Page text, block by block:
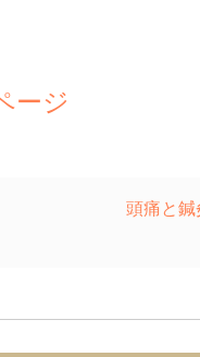
ージ
頭痛と